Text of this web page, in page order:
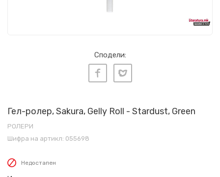
Сподели:
Гел-ролер, Sakura, Gelly Roll - Stardust, Green
РОЛЕРИ
Шифра на артикл: 055698
Недостапен